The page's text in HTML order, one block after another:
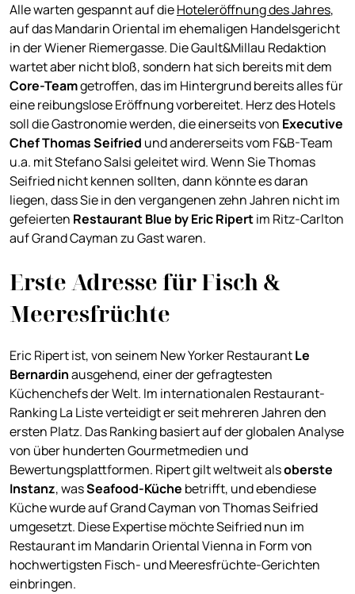
Alle warten gespannt auf dieHoteleröffnung des Jahres,
auf das Mandarin Oriental im ehemaligen Handelsgericht
in der Wiener Riemergasse. Die Gault&Millau Redaktion
wartet aber nicht bloß, sondern hat sich bereits mit dem
Core-Teamgetroffen, das im Hintergrund bereits alles für
eine reibungslose Eröffnung vorbereitet. Herz des Hotels
soll die Gastronomie werden, die einerseits von Executive
Chef Thomas Seifried und andererseits vom F&B-Team
u.a. mit Stefano Salsi geleitet wird. Wenn Sie Thomas
Seifried nicht kennen sollten, dann könnte es daran
liegen, dass Sie in den vergangenen zehn Jahren nicht im
gefeierten Restaurant Blue by Eric Ripertim Ritz-Carlton
auf Grand Cayman zu Gast waren.
Erste Adresse für Fisch &
Meeresfrüchte
Eric Ripert ist, von seinem New Yorker RestaurantLe
Bernardinausgehend, einer der gefragtesten
Küchenchefs der Welt. Im internationalen Restaurant-
Ranking La Liste verteidigt er seit mehreren Jahren den
ersten Platz. Das Ranking basiert auf der globalen Analyse
von über hunderten Gourmetmedien und
Bewertungsplattformen. Ripert gilt weltweit alsoberste
Instanz, wasSeafood-Küche betrifft, und ebendiese
Küche wurde auf Grand Cayman von Thomas Seifried
umgesetzt. Diese Expertise möchte Seifried nun im
Restaurant im Mandarin Oriental Vienna in Form von
hochwertigsten Fisch- und Meeresfrüchte-Gerichten
einbringen.